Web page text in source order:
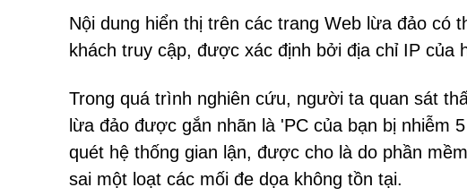
Nội dung hiển thị trên các trang Web lừa đảo có
khách truy cập, được xác định bởi địa chỉ IP của
Trong quá trình nghiên cứu, người ta quan sát
lừa đảo được gắn nhãn là 'PC của bạn bị nhiễm
quét hệ thống gian lận, được cho là do phần
sai một loạt các mối đe dọa không tồn tại.